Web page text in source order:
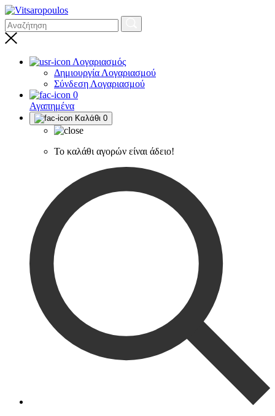
Λογαριασμός
Δημιουργία Λογαριασμού
Σύνδεση Λογαριασμού
0
Αγαπημένα
Καλάθι 0
Το καλάθι αγορών είναι άδειο!